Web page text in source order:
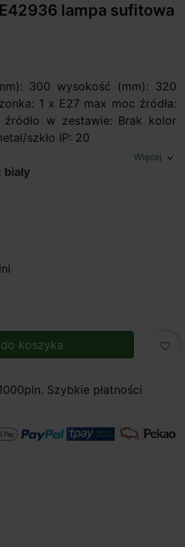
lampa sufitowa
300 wysokość (mm): 320
1 x E27 max moc źródła:
w zestawie: Brak kolor
szkło IP: 20
Więcej expand_more
koszyka favorite_border
Szybkie płatności